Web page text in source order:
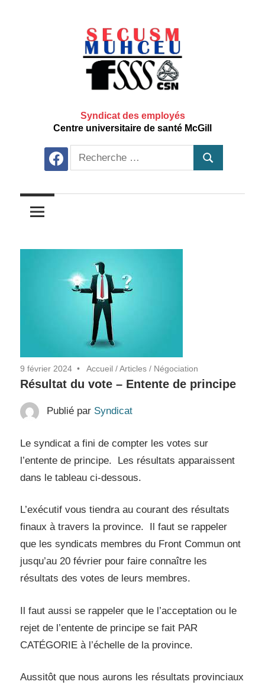
Syndicat des employés
Centre universitaire de santé McGill
facebookRecherche
pour:
Recherche
9 février 2024 Accueil /Articles / Négociation
Résultat du vote – Entente de principe
Publié par Syndicat
Le syndicat a fini de compter les votes sur
l’entente de principe. Les résultats apparaissent
dans le tableau ci-dessous.
L’exécutif vous tiendra au courant des résultats
finaux à travers la province. Il faut se rappeler
que les syndicats membres du Front Commun ont
jusqu’au 20 février pour faire connaître les
résultats des votes de leurs membres.
Il faut aussi se rappeler que le l’acceptation ou le
rejet de l’entente de principe se fait PAR
CATÉGORIE à l’échelle de la province.
Aussitôt que nous aurons les résultats provinciaux